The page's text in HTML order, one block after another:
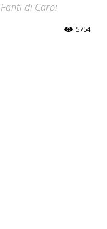
di Carpi
5754